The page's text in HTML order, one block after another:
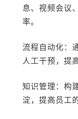
息、视频会议
率。
流程自动化：
人工干预，提
知识管理：构
淀，提高员工